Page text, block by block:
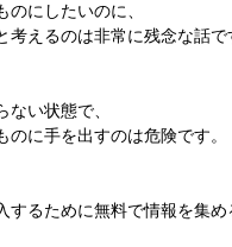
のにしたいのに、
考えるのは非常に残念な話で
ない状態で、
のに手を出すのは危険です。
するために無料で情報を集め